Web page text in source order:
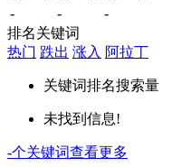
-
-
-
排名关键词
热门 跌出 涨入 阿拉丁
关键词排名搜索量
未找到信息!
-个关键词查看更多